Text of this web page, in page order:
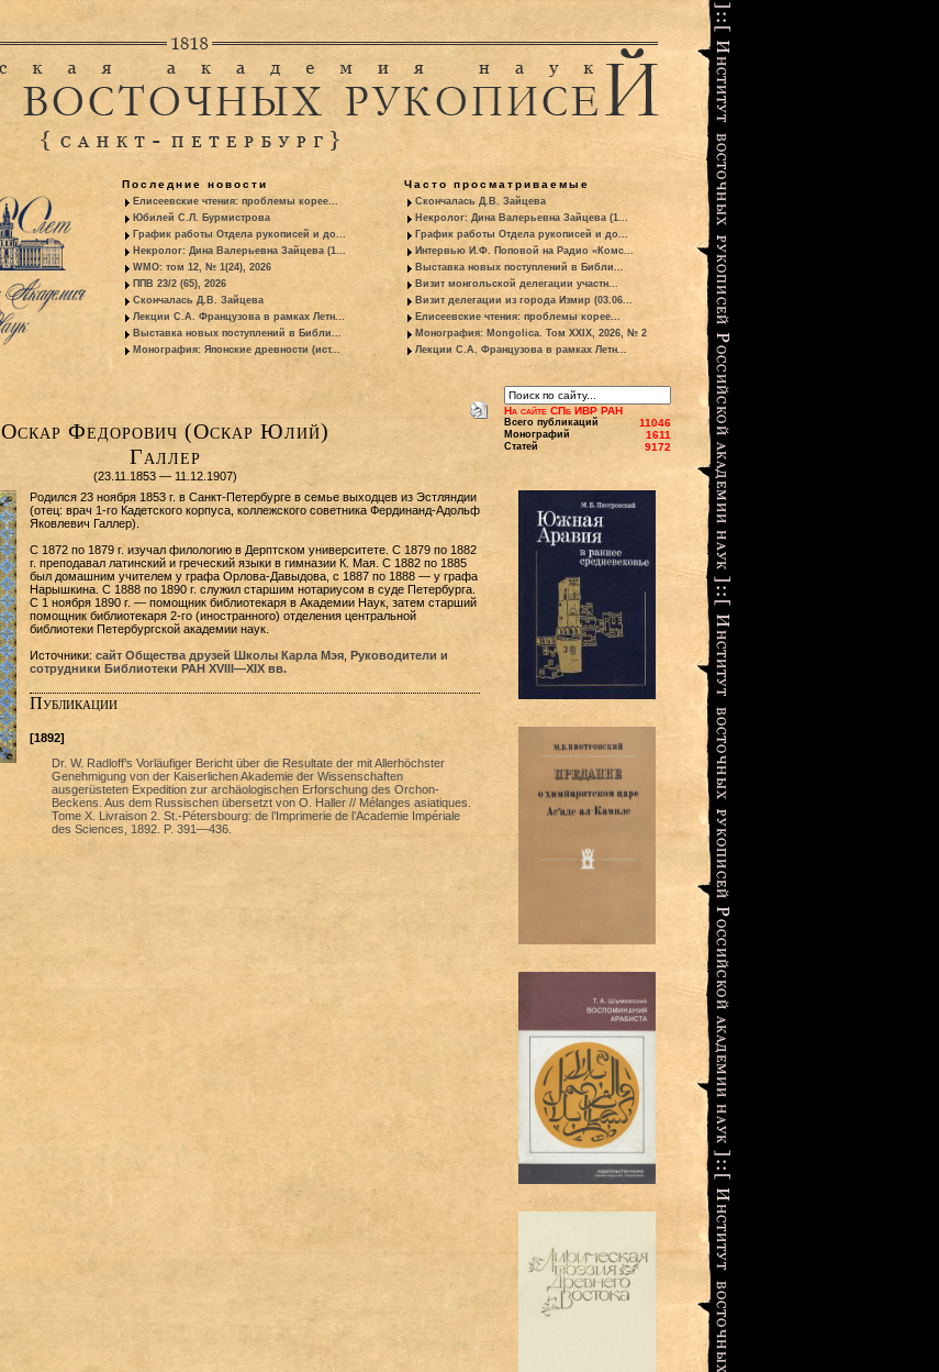
Последние новости
Елисеевские чтения: проблемы корее...
Юбилей С.Л. Бурмистрова
График работы Отдела рукописей и до...
Некролог: Дина Валерьевна Зайцева (1...
WMO: том 12, № 1(24), 2026
ППВ 23/2 (65), 2026
Скончалась Д.В. Зайцева
Лекции С.А. Французова в рамках Летн...
Выставка новых поступлений в Библи...
Монография: Японские древности (ист...
Часто просматриваемые
Скончалась Д.В. Зайцева
Некролог: Дина Валерьевна Зайцева (1...
График работы Отдела рукописей и до...
Интервью И.Ф. Поповой на Радио «Комс...
Выставка новых поступлений в Библи...
Визит монгольской делегации участн...
Визит делегации из города Измир (03.06...
Елисеевские чтения: проблемы корее...
Монография: Mongolica. Том XXIX, 2026, № 2
Лекции С.А. Французова в рамках Летн...
Оскар Федорович (Оскар Юлий)
Галлер
(23.11.1853 — 11.12.1907)
Родился 23 ноября 1853 г. в Санкт-Петербурге в семье выходцев из Эстляндии
(отец: врач 1-го Кадетского корпуса, коллежского советника Фердинанд-Адольф
Яковлевич Галлер).
С 1872 по 1879 г. изучал филологию в Дерптском университете. С 1879 по 1882
г. преподавал латинский и греческий языки в гимназии К. Мая. С 1882 по 1885
был домашним учителем у графа Орлова-Давыдова, с 1887 по 1888 — у графа
Нарышкина. С 1888 по 1890 г. служил старшим нотариусом в суде Петербурга.
С 1 ноября 1890 г. — помощник библиотекаря в Академии Наук, затем старший
помощник библиотекаря 2-го (иностранного) отделения центральной
библиотеки Петербургской академии наук.
Источники: сайт Общества друзей Школы Карла Мэя, Руководители и
сотрудники Библиотеки РАН XVIII—XIX вв.
Публикации
[1892]
Dr. W. Radloff’s Vorläufiger Bericht über die Resultate der mit Allerhöchster
Genehmigung von der Kaiserlichen Akademie der Wissenschaften
ausgerüsteten Expedition zur archäologischen Erforschung des Orchon-
Beckens. Aus dem Russischen übersetzt von O. Haller // Mélanges asiatiques.
Tome X. Livraison 2. St.-Pétersbourg: de l’Imprimerie de l’Academie Impériale
des Sciences, 1892. P. 391—436.
На сайте СПб ИВР РАН
Всего публикаций 11046
Монографий 1611
Статей 9172